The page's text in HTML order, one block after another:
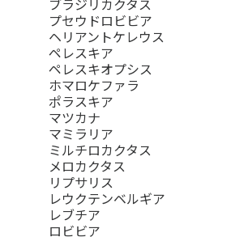
ブラジリカクタス
プセウドロビビア
ヘリアントケレウス
ペレスキア
ペレスキオプシス
ホマロケファラ
ポラスキア
マツカナ
マミラリア
ミルチロカクタス
メロカクタス
リプサリス
レウクテンベルギア
レブチア
ロビビア